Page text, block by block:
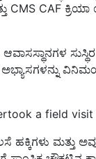
a field visit
ಮತ್ತು
ಸಾಂಸ್ಥಿಕ